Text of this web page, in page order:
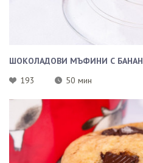
ШОКОЛАДОВИ МЪФИНИ С БАНАН
193
50 мин